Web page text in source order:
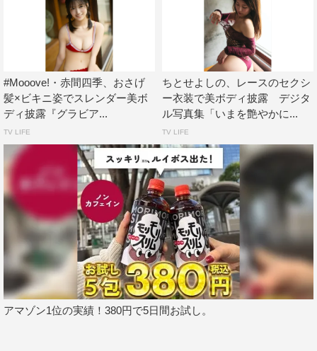
#Mooove!・赤間四季、おさげ
髪×ビキニ姿でスレンダー美ボ
ディ披露『グラビア...
TV LIFE
ちとせよしの、レースのセクシ
ー衣装で美ボディ披露 デジタ
ル写真集「いまを艶やかに...
TV LIFE
アマゾン1位の実績！380円で5日間お試し。